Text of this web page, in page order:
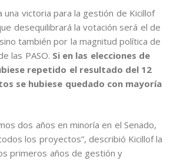
una victoria para la gestión de Kicillof
desequilibrará la votación será el de
también por la magnitud política de
las PASO. Si en las elecciones de
repetido el resultado del 12
se hubiese quedado con mayoría
dos años en minoría en el Senado,
los proyectos”, describió Kicillof la
primeros años de gestión y